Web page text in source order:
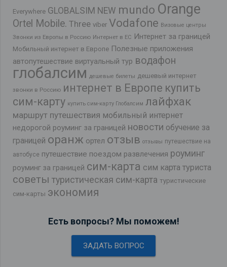
Everywhere GLOBALSIM NEW mundo Orange
Ortel Mobile. Three viber Vodafone Визовые центры
Звонки из Европы в Россию Интернет в ЕС Интернет за границей
Мобильный интернет в Европе Полезные приложения
автопутешествие виртуальный тур водафон
глобалсим дешевые билеты дешевый интернет
звонки в Россию интернет в Европе купить
сим-карту купить сим-карту Глобалсим лайфхак
маршрут путешествия мобильный интернет
недорогой роуминг за границей новости обучение за
границей оранж ортел отзыв отзывы путешествие на
автобусе путешествие поездом развлечения роуминг
роуминг за границей сим-карта сим карта туриста
советы туристическая сим-карта туристические
сим-карты экономия
Есть вопросы? Мы поможем!
ЗАДАТЬ ВОПРОС